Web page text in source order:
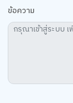
ข้อความ